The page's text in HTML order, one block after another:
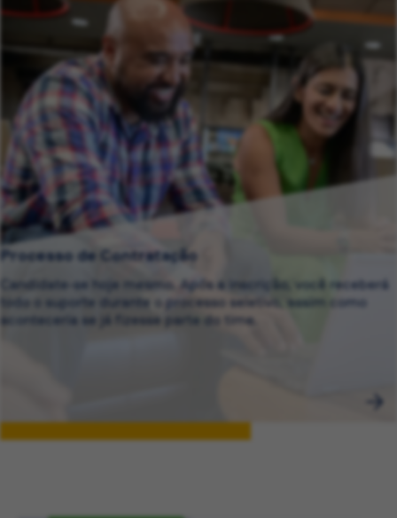
Processo de Contratação
Candidate-se hoje mesmo. Após a inscrição, você receberá
todo o suporte durante o processo seletivo, assim como
aconteceria se já fizesse parte do time.